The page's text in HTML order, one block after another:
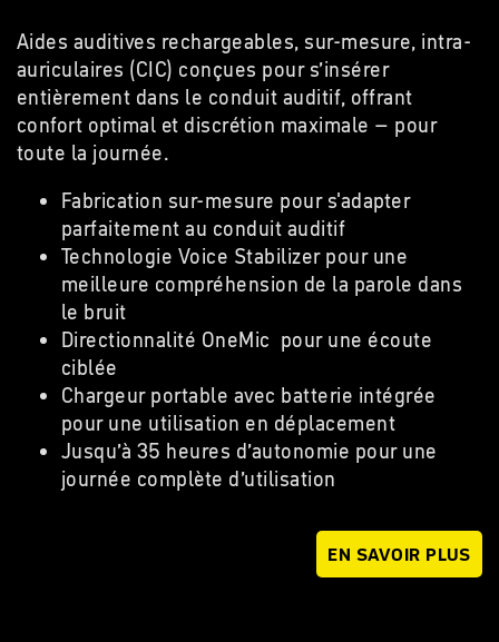
Aides auditives rechargeables, sur-mesure, intra-
auriculaires (CIC) conçues pour s’insérer
entièrement dans le conduit auditif, offrant
confort optimal et discrétion maximale – pour
toute la journée.
Fabrication sur-mesure pour s'adapter
parfaitement au conduit auditif
Technologie Voice Stabilizer pour une
meilleure compréhension de la parole dans
le bruit
Directionnalité OneMic pour une écoute
ciblée
Chargeur portable avec batterie intégrée
pour une utilisation en déplacement
Jusqu’à 35 heures d’autonomie pour une
journée complète d’utilisation
EN SAVOIR PLUS